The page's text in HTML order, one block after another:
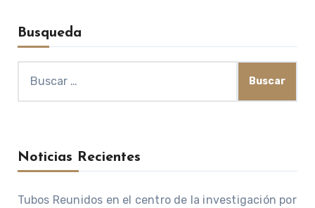
Busqueda
Noticias Recientes
Tubos Reunidos en el centro de la investigación por